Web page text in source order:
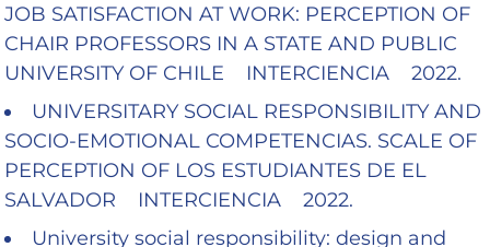
JOB SATISFACTION AT WORK: PERCEPTION OF
CHAIR PROFESSORS IN A STATE AND PUBLIC
UNIVERSITY OF CHILE INTERCIENCIA 2022.
UNIVERSITARY SOCIAL RESPONSIBILITY AND
SOCIO-EMOTIONAL COMPETENCIAS. SCALE OF
PERCEPTION OF LOS ESTUDIANTES DE EL
SALVADOR INTERCIENCIA 2022.
University social responsibility: design and